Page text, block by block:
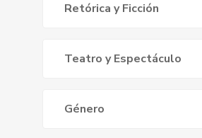
Retórica y Ficción
Teatro y Espectáculo
Género